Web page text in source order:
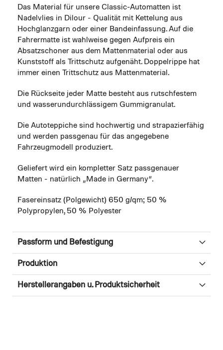
Das Material für unsere Classic-Automatten ist
Nadelvlies in Dilour - Qualität mit Kettelung aus
Hochglanzgarn oder einer Bandeinfassung. Auf die
Fahrermatte ist wahlweise gegen Aufpreis ein
Absatzschoner aus dem Mattenmaterial oder aus
Kunststoff als Trittschutz aufgenäht. Doppelrippe hat
immer einen Trittschutz aus Mattenmaterial.
Die Rückseite jeder Matte besteht aus rutschfestem
und wasserundurchlässigem Gummigranulat.
Die Autoteppiche sind hochwertig und strapazierfähig
und werden passgenau für das angegebene
Fahrzeugmodell produziert.
Geliefert wird ein kompletter Satz passgenauer
Matten - natürlich „Made in Germany“.
Fasereinsatz (Polgewicht) 650 g/qm; 50 %
Polypropylen, 50 % Polyester
Passform und Befestigung
Produktion
Herstellerangaben u. Produktsicherheit